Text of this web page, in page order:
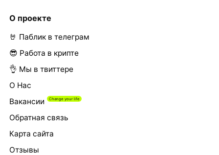
О проекте
🤘 Паблик в телеграм
😎 Работа в крипте
👌 Мы в твиттере
О Нас
Вакансии
Обратная связь
Карта сайта
Отзывы